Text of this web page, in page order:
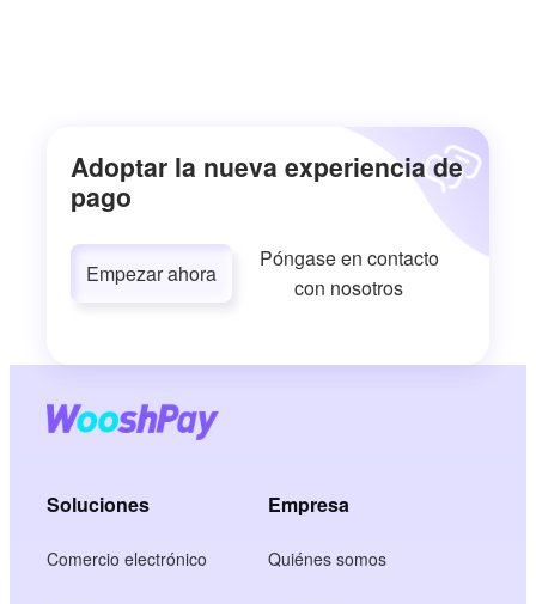
Adoptar la nueva experiencia de
pago
Empezar ahora
Póngase en contacto
con nosotros
Soluciones
Comercio electrónico
Empresa
Quiénes somos